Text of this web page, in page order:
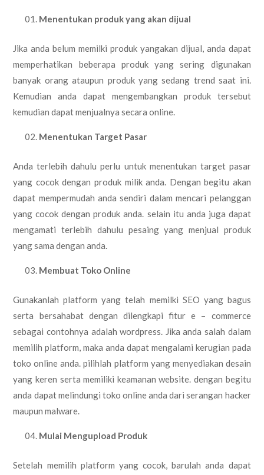
Menentukan produk yang akan dijual
Jika anda belum memilki produk yangakan dijual, anda dapat
memperhatikan beberapa produk yang sering digunakan
banyak orang ataupun produk yang sedang trend saat ini.
Kemudian anda dapat mengembangkan produk tersebut
kemudian dapat menjualnya secara online.
Menentukan Target Pasar
Anda terlebih dahulu perlu untuk menentukan target pasar
yang cocok dengan produk milik anda. Dengan begitu akan
dapat mempermudah anda sendiri dalam mencari pelanggan
yang cocok dengan produk anda. selain itu anda juga dapat
mengamati terlebih dahulu pesaing yang menjual produk
yang sama dengan anda.
Membuat Toko Online
Gunakanlah platform yang telah memilki SEO yang bagus
serta bersahabat dengan dilengkapi fitur e – commerce
sebagai contohnya adalah wordpress. Jika anda salah dalam
memilih platform, maka anda dapat mengalami kerugian pada
toko online anda. pilihlah platform yang menyediakan desain
yang keren serta memiliki keamanan website. dengan begitu
anda dapat melindungi toko online anda dari serangan hacker
maupun malware.
Mulai Mengupload Produk
Setelah memilih platform yang cocok, barulah anda dapat